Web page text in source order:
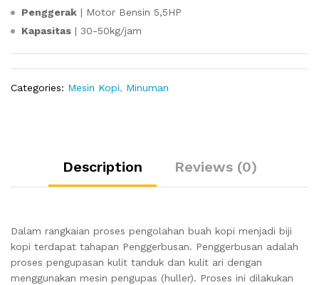
Penggerak | Motor Bensin 5,5HP
Kapasitas | 30-50kg/jam
Categories: Mesin Kopi, Minuman
Description Reviews (0)
Dalam rangkaian proses pengolahan buah kopi menjadi biji
kopi terdapat tahapan Penggerbusan. Penggerbusan adalah
proses pengupasan kulit tanduk dan kulit ari dengan
menggunakan mesin pengupas (huller). Proses ini dilakukan